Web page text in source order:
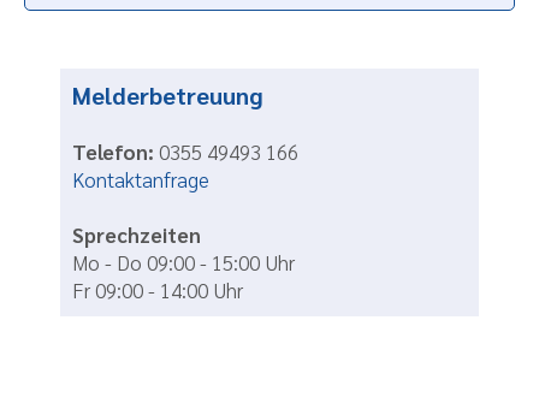
Melderbetreuung
Telefon: 0355 49493 166
Kontaktanfrage
Sprechzeiten
Mo - Do 09:00 - 15:00 Uhr
Fr 09:00 - 14:00 Uhr